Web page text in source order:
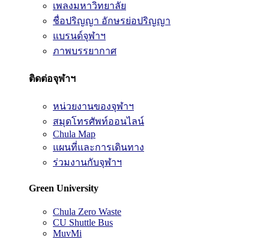
เพลงมหาวิทยาลัย
ชื่อปริญญา อักษรย่อปริญญา
แบรนด์จุฬาฯ
ภาพบรรยากาศ
ติดต่อจุฬาฯ
หน่วยงานของจุฬาฯ
สมุดโทรศัพท์ออนไลน์
Chula Map
แผนที่และการเดินทาง
ร่วมงานกับจุฬาฯ
Green University
Chula Zero Waste
CU Shuttle Bus
MuvMi